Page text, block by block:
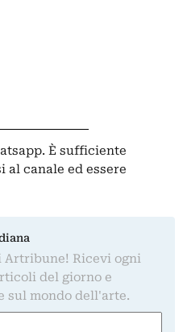
È sufficiente
al canale ed essere
Artribune! Ricevi ogni
del giorno e
sul mondo dell'arte.